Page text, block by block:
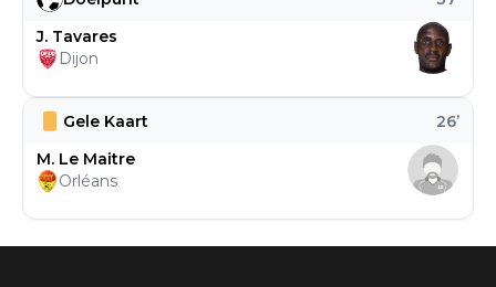
Gele Kaart 26’
M. Le Maitre
Orléans
J. Tavares
Dijon